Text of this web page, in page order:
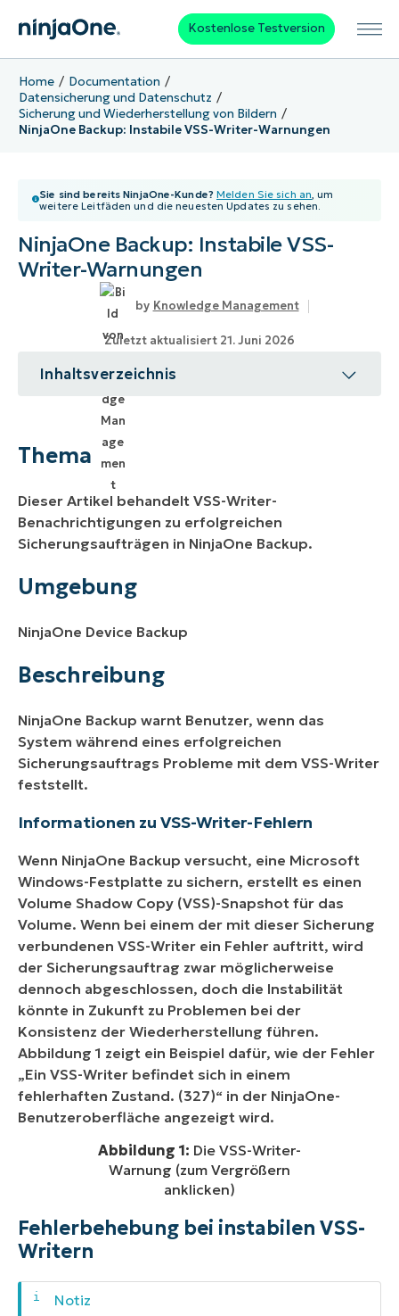
Kostenlose Testversion
Home
Documentation
Datensicherung und Datenschutz
Sicherung und Wiederherstellung von Bildern
NinjaOne Backup: Instabile VSS-Writer-Warnungen
Sie sind bereits NinjaOne-Kunde? Melden Sie sich an, um
weitere Leitfäden und die neuesten Updates zu sehen.
NinjaOne Backup: Instabile VSS-
Writer-Warnungen
Knowledge Management
Zuletzt aktualisiert 21. Juni 2026
Inhaltsverzeichnis
Umgebung
Beschreibung
Weitere Ressourcen
Thema
Dieser Artikel behandelt VSS-Writer-
Benachrichtigungen zu erfolgreichen
Sicherungsaufträgen in NinjaOne Backup.
Umgebung
NinjaOne Device Backup
Beschreibung
NinjaOne Backup warnt Benutzer, wenn das
System während eines erfolgreichen
Sicherungsauftrags Probleme mit dem VSS-Writer
feststellt.
Informationen zu VSS-Writer-Fehlern
Wenn NinjaOne Backup versucht, eine Microsoft
Windows-Festplatte zu sichern, erstellt es einen
Volume Shadow Copy (VSS)-Snapshot für das
Volume. Wenn bei einem der mit dieser Sicherung
verbundenen VSS-Writer ein Fehler auftritt, wird
der Sicherungsauftrag zwar möglicherweise
dennoch abgeschlossen, doch die Instabilität
könnte in Zukunft zu Problemen bei der
Konsistenz der Wiederherstellung führen.
Abbildung 1 zeigt ein Beispiel dafür, wie der Fehler
„Ein VSS-Writer befindet sich in einem
fehlerhaften Zustand. (327)“ in der NinjaOne-
Benutzeroberfläche angezeigt wird.
Abbildung 1: Die VSS-Writer-
Warnung (zum Vergrößern
anklicken)
Fehlerbehebung bei instabilen VSS-
Writern